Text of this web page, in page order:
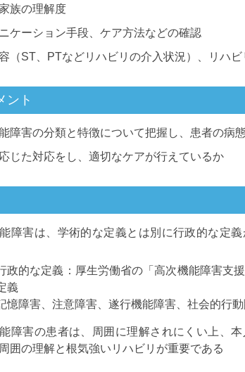
族の理解度
ケーション手段、ケア方法などの確認
（ST、PTなどリハビリの介入状況）、リハ
ント
障害の分類と特徴について把握し、患者の病
じた対応をし、適切なケアが行えているか
障害は、学術的な定義とは別に行政的な定
政的な定義：厚生労働省の「高次機能障害支
義
憶障害、注意障害、遂行機能障害、社会的行
障害の患者は、周囲に理解されにくい上、
囲の理解と根気強いリハビリが重要である